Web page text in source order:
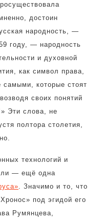
достоин
народность, —
году, — народность
и духовной
как символ права,
самыми, которые стоят
своих понятий
Эти слова, не
полтора столетия,
технологий и
— ещё одна
. Значимо и то, что
под эгидой его
Румянцева,